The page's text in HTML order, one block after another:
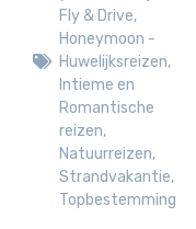
Fly & Drive,
Honeymoon -
Huwelijksreizen,
Intieme en
Romantische
reizen,
Natuurreizen,
Strandvakantie,
Topbestemming